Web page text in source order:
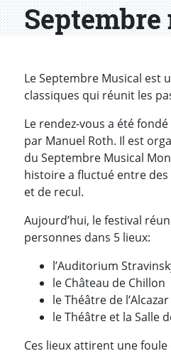
Le Septembre Musical est
classiques qui réunit les
Le rendez-vous a été
par Manuel Roth. Il est
du Septembre Musical
histoire a fluctué entre des
et de recul.
Aujourd’hui, le festival
personnes dans 5 lieux:
l’Auditorium
le Château de Chillon
le Théâtre de
le Théâtre et la Salle
Ces lieux attirent une